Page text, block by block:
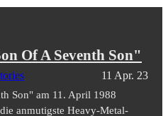
Of A Seventh Son"
11 Apr. 23
Son" am 11. April 1988
anmutigste Heavy-Metal-